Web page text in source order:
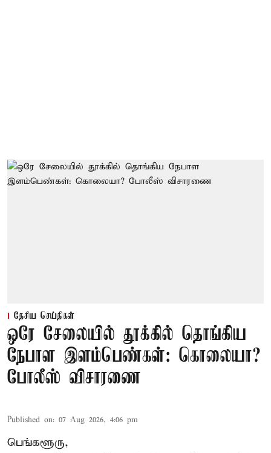
தேசிய செய்திகள்
ஒரே சேலையில் தூக்கில் தொங்கிய
நேபாள இளம்பெண்கள்: கொலையா?
போலீஸ் விசாரணை
Published on: 07 Aug 2026, 4:06 pm
பெங்களூரு,